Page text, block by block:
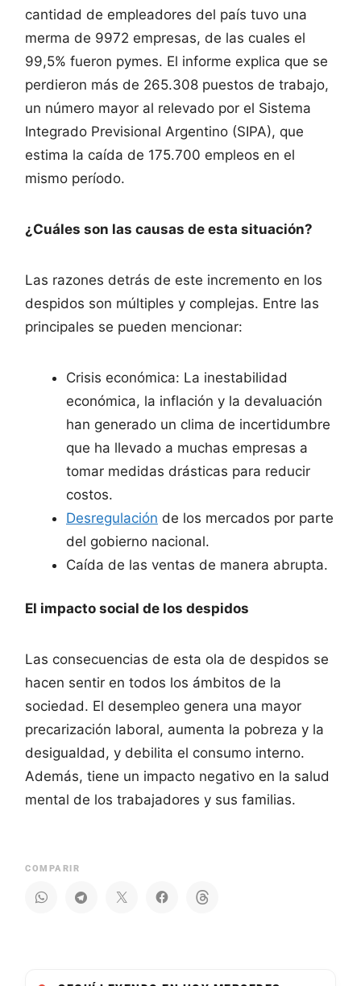
cantidad de empleadores del país tuvo una
merma de 9972 empresas, de las cuales el
99,5% fueron pymes. El informe explica que se
perdieron más de 265.308 puestos de trabajo,
un número mayor al relevado por el Sistema
Integrado Previsional Argentino (SIPA), que
estima la caída de 175.700 empleos en el
mismo período.
¿Cuáles son las causas de esta situación?
Las razones detrás de este incremento en los
despidos son múltiples y complejas. Entre las
principales se pueden mencionar:
Crisis económica: La inestabilidad
económica, la inflación y la devaluación
han generado un clima de incertidumbre
que ha llevado a muchas empresas a
tomar medidas drásticas para reducir
costos.
Desregulación de los mercados por parte
del gobierno nacional.
Caída de las ventas de manera abrupta.
El impacto social de los despidos
Las consecuencias de esta ola de despidos se
hacen sentir en todos los ámbitos de la
sociedad. El desempleo genera una mayor
precarización laboral, aumenta la pobreza y la
desigualdad, y debilita el consumo interno.
Además, tiene un impacto negativo en la salud
mental de los trabajadores y sus familias.
COMPARIR